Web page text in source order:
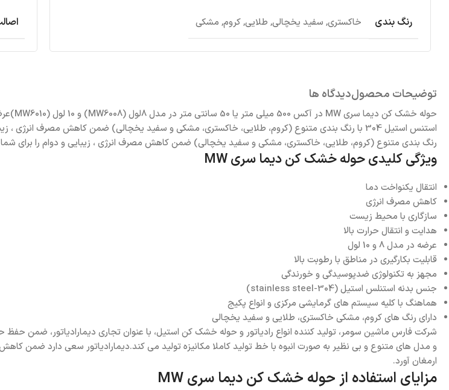
رنگ بندی خاکستری, سفید یخچالی, طلایی,کروم, مشکی
توضیحات محصولدیدگاه ها
رنگ بندی متنوع (کروم، طلایی، خاکستری، مشکی و سفید یخچالی) ضمن کاهش مصرف انرژی ، زیبایی و دوام را برای شما
ویژگی کلیدی حوله خشک کن دیما سری MW
انتقال یکنواخت دما
کاهش مصرف انرژی
سازگاری با محیط زیست
هدایت و انتقال حرارت بالا
عرضه در مدل 8 و 10 لول
قابلیت بکارگیری در مناطق با رطوبت بالا
مجهز به تکنولوژی ضدپوسیدگی و خورندگی
جنس بدنه استنلس استیل (stainless steel-304)
هماهنگ با کلیه سیستم­ های گرمایشی مرکزی و انواع پکیج
دارای رنگ های کروم، مشکی خاکستری، طلایی و سفید یخچالی
شرکت فارس ماشین سومر، تولید کننده انواع رادیاتور و حوله خشک کن استیل، با عنوان تجاری دیمارادیاتور، ضمن
و مدل های متنوع و بی نظیر به صورت انبوه با خط تولید کاملا مکانیزه تولید می کند.دیمارادیاتور سعی دارد ضمن
ارمغان آورد.
مزایای استفاده از حوله خشک کن دیما سری MW